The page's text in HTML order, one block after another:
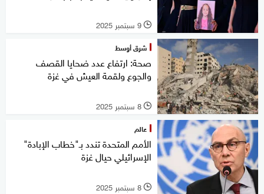
l 9 سبتمبر 2025
شرق أوسط
صحة: ارتفاع عدد ضحايا القصف
والجوع ولقمة العيش في غزة
l 8 سبتمبر 2025
عالم
الأمم المتحدة تندد بـ"خطاب الإبادة"
الإسرائيلي حيال غزة
l 8 سبتمبر 2025